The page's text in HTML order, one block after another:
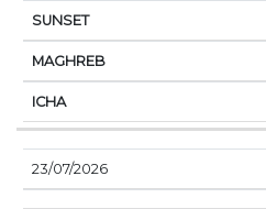
23/07/2026